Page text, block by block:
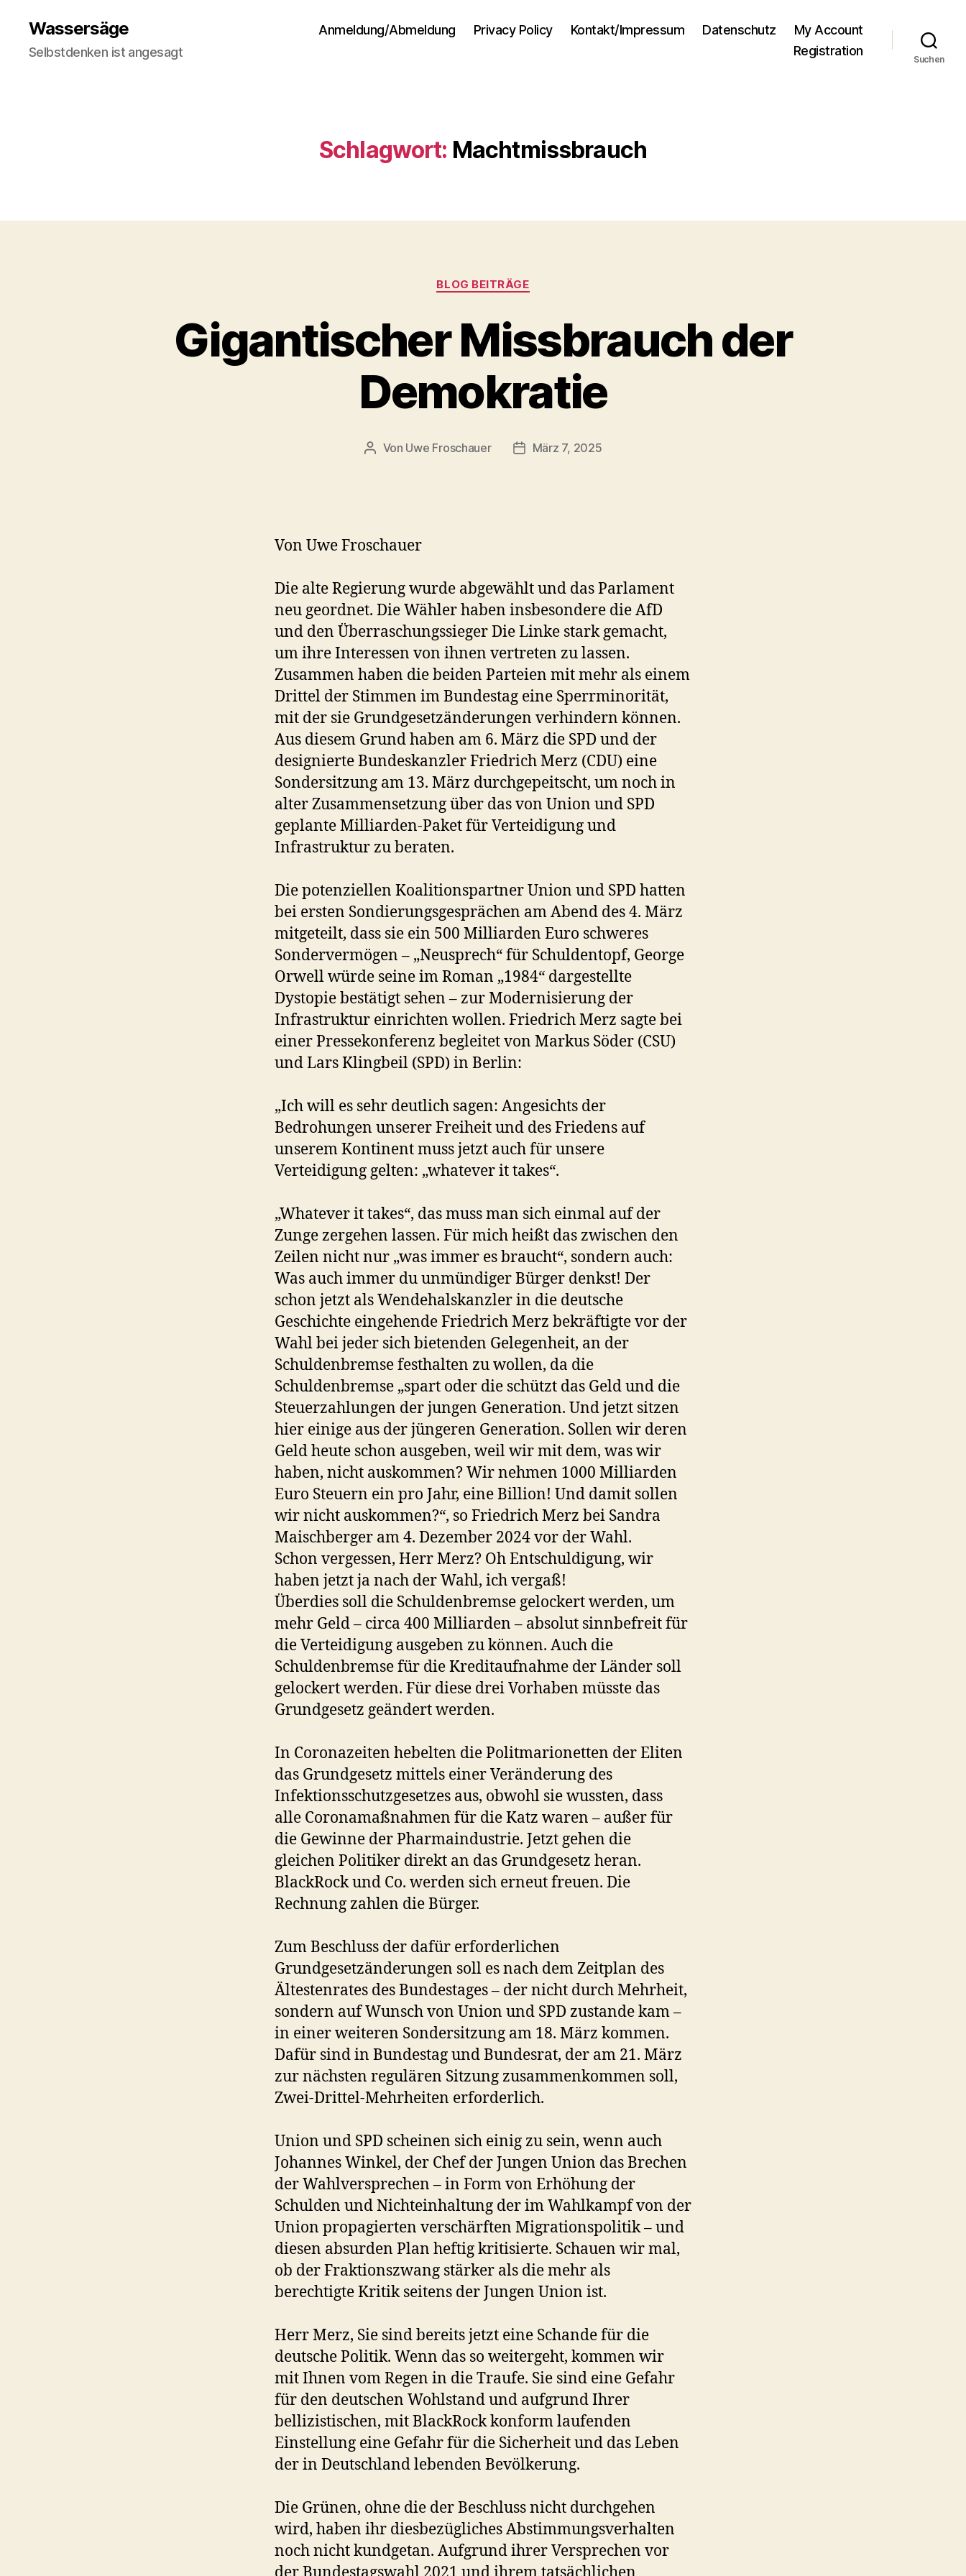
Wassersäge
Selbstdenken ist angesagt
Anmeldung/Abmeldung Privacy Policy Kontakt/Impressum Datenschutz
My Account
Registration
Suchen
Schlagwort: Machtmissbrauch
Kategorien
BLOG BEITRÄGE
Gigantischer Missbrauch der
Demokratie
Beitragsautor
Von Uwe Froschauer Beitragsdatum
März 7, 2025
Von Uwe Froschauer
Die alte Regierung wurde abgewählt und das Parlament
neu geordnet. Die Wähler haben insbesondere die AfD
und den Überraschungssieger Die Linke stark gemacht,
um ihre Interessen von ihnen vertreten zu lassen.
Zusammen haben die beiden Parteien mit mehr als einem
Drittel der Stimmen im Bundestag eine Sperrminorität,
mit der sie Grundgesetzänderungen verhindern können.
Aus diesem Grund haben am 6. März die SPD und der
designierte Bundeskanzler Friedrich Merz (CDU) eine
Sondersitzung am 13. März durchgepeitscht, um noch in
alter Zusammensetzung über das von Union und SPD
geplante Milliarden-Paket für Verteidigung und
Infrastruktur zu beraten.
Die potenziellen Koalitionspartner Union und SPD hatten
bei ersten Sondierungsgesprächen am Abend des 4. März
mitgeteilt, dass sie ein 500 Milliarden Euro schweres
Sondervermögen – „Neusprech“ für Schuldentopf, George
Orwell würde seine im Roman „1984“ dargestellte
Dystopie bestätigt sehen – zur Modernisierung der
Infrastruktur einrichten wollen. Friedrich Merz sagte bei
einer Pressekonferenz begleitet von Markus Söder (CSU)
und Lars Klingbeil (SPD) in Berlin:
„Ich will es sehr deutlich sagen: Angesichts der
Bedrohungen unserer Freiheit und des Friedens auf
unserem Kontinent muss jetzt auch für unsere
Verteidigung gelten: „whatever it takes“.
„Whatever it takes“, das muss man sich einmal auf der
Zunge zergehen lassen. Für mich heißt das zwischen den
Zeilen nicht nur „was immer es braucht“, sondern auch:
Was auch immer du unmündiger Bürger denkst! Der
schon jetzt als Wendehalskanzler in die deutsche
Geschichte eingehende Friedrich Merz bekräftigte vor der
Wahl bei jeder sich bietenden Gelegenheit, an der
Schuldenbremse festhalten zu wollen, da die
Schuldenbremse „spart oder die schützt das Geld und die
Steuerzahlungen der jungen Generation. Und jetzt sitzen
hier einige aus der jüngeren Generation. Sollen wir deren
Geld heute schon ausgeben, weil wir mit dem, was wir
haben, nicht auskommen? Wir nehmen 1000 Milliarden
Euro Steuern ein pro Jahr, eine Billion! Und damit sollen
wir nicht auskommen?“, so Friedrich Merz bei Sandra
Maischberger am 4. Dezember 2024 vor der Wahl.
Schon vergessen, Herr Merz? Oh Entschuldigung, wir
haben jetzt ja nach der Wahl, ich vergaß!
Überdies soll die Schuldenbremse gelockert werden, um
mehr Geld – circa 400 Milliarden – absolut sinnbefreit für
die Verteidigung ausgeben zu können. Auch die
Schuldenbremse für die Kreditaufnahme der Länder soll
gelockert werden. Für diese drei Vorhaben müsste das
Grundgesetz geändert werden.
In Coronazeiten hebelten die Politmarionetten der Eliten
das Grundgesetz mittels einer Veränderung des
Infektionsschutzgesetzes aus, obwohl sie wussten, dass
alle Coronamaßnahmen für die Katz waren – außer für
die Gewinne der Pharmaindustrie. Jetzt gehen die
gleichen Politiker direkt an das Grundgesetz heran.
BlackRock und Co. werden sich erneut freuen. Die
Rechnung zahlen die Bürger.
Zum Beschluss der dafür erforderlichen
Grundgesetzänderungen soll es nach dem Zeitplan des
Ältestenrates des Bundestages – der nicht durch Mehrheit,
sondern auf Wunsch von Union und SPD zustande kam –
in einer weiteren Sondersitzung am 18. März kommen.
Dafür sind in Bundestag und Bundesrat, der am 21. März
zur nächsten regulären Sitzung zusammenkommen soll,
Zwei-Drittel-Mehrheiten erforderlich.
Union und SPD scheinen sich einig zu sein, wenn auch
Johannes Winkel, der Chef der Jungen Union das Brechen
der Wahlversprechen – in Form von Erhöhung der
Schulden und Nichteinhaltung der im Wahlkampf von der
Union propagierten verschärften Migrationspolitik – und
diesen absurden Plan heftig kritisierte. Schauen wir mal,
ob der Fraktionszwang stärker als die mehr als
berechtigte Kritik seitens der Jungen Union ist.
Herr Merz, Sie sind bereits jetzt eine Schande für die
deutsche Politik. Wenn das so weitergeht, kommen wir
mit Ihnen vom Regen in die Traufe. Sie sind eine Gefahr
für den deutschen Wohlstand und aufgrund Ihrer
bellizistischen, mit BlackRock konform laufenden
Einstellung eine Gefahr für die Sicherheit und das Leben
der in Deutschland lebenden Bevölkerung.
Die Grünen, ohne die der Beschluss nicht durchgehen
wird, haben ihr diesbezügliches Abstimmungsverhalten
noch nicht kundgetan. Aufgrund ihrer Versprechen vor